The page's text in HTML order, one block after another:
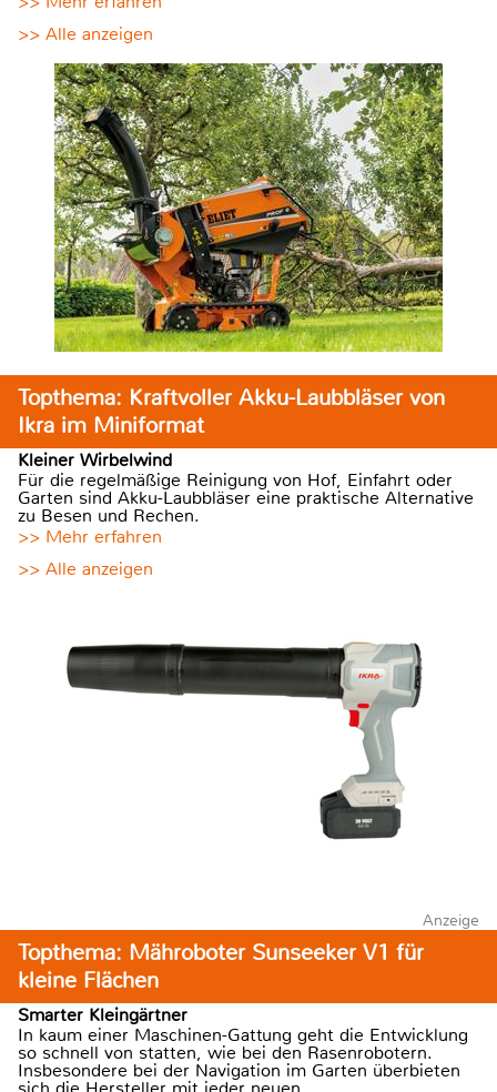
>> Alle anzeigen
Topthema: Kraftvoller Akku-Laubbläser von
Ikra im Miniformat
Kleiner Wirbelwind
Für die regelmäßige Reinigung von Hof, Einfahrt oder
Garten sind Akku-Laubbläser eine praktische Alternative
zu Besen und Rechen.
>> Mehr erfahren
>> Alle anzeigen
Anzeige
Topthema: Mähroboter Sunseeker V1 für
kleine Flächen
Smarter Kleingärtner
In kaum einer Maschinen-Gattung geht die Entwicklung
so schnell von statten, wie bei den Rasenrobotern.
Insbesondere bei der Navigation im Garten überbieten